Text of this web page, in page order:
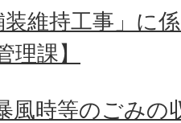
装維持工事」に
理課】
風時等のごみの